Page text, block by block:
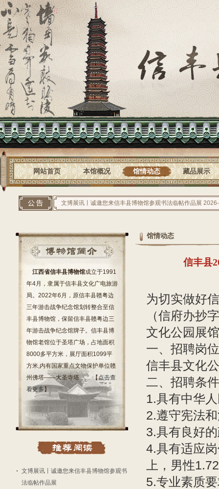
网站首页 本馆概况 馆情动态 藏品展示
文博展讯丨诚邀您来信丰县博物馆参观书法临帖作品展
江西省信丰县博物馆成立于1991
年4月，隶属于信丰县文化广电旅游
局。2022年6月，原信丰县赣粤边
三年游击战争纪念馆划转整合至信
丰县博物馆，保留信丰县赣粤边三
年游击战争纪念馆牌子。信丰县博
物馆老馆位于圣塔广场，占地面积
8000多平方米，展厅面积1099平
方米,内有国家重点文物保护单位赣
州佛塔——大圣寺塔，… 【点击查
看更多】
文博展讯丨诚邀您来信丰县博物馆参观书
法临帖作品展
馆情动态
信丰县
为切实做好
（信府办抄
文化公园展
一、招聘岗位
信丰县文化
二、招聘条件
1.具有中华
2.遵守宪法
3.具有良好
4.具有适应
上，男性
5.专业素质